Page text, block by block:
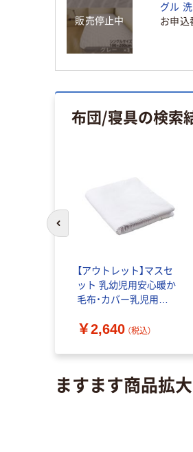
販売停止中
グル
パッド
お申込
布団/寝具の検索
【アウトレット】マスセ
ット 乳幼児用安心暖か
毛布・カバー乳児用
￥2,640 （税込）
前のスライドへ
ますます商品拡